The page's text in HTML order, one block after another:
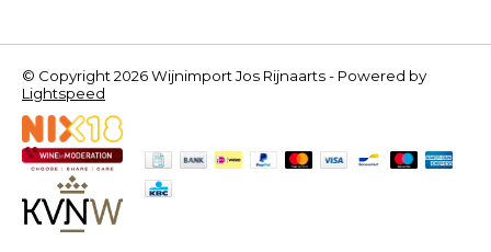
© Copyright 2026 Wijnimport Jos Rijnaarts - Powered by
Lightspeed